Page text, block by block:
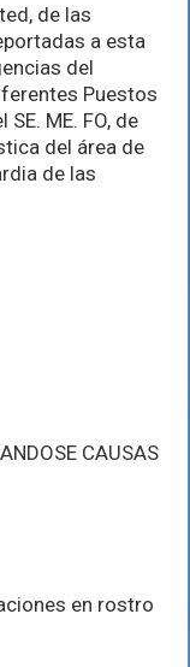
de las
a esta
del
Puestos
ME. FO, de
del área de
de las
CAUSAS
en rostro